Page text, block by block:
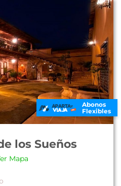
Abonos
Flexibles
los Sueños
Mapa